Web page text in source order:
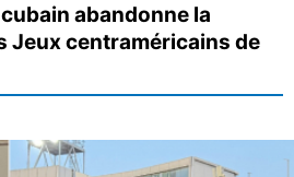
abandonne la
Jeux centraméricains de